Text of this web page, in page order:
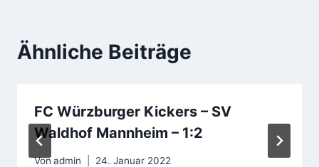
Ähnliche Beiträge
FC Würzburger Kickers – SV
Waldhof Mannheim – 1:2
Vonadmin 24. Januar 2022